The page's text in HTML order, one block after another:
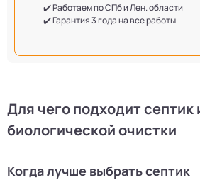
✔️ Работаем по СПб и Лен. области
✔️ Гарантия 3 года на все работы
Для чего подходит септик
биологической очистки
Когда лучше выбрать септик